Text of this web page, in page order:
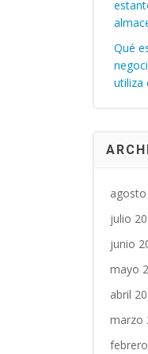
Qué
utiliza
julio
junio
mayo
abril
marzo